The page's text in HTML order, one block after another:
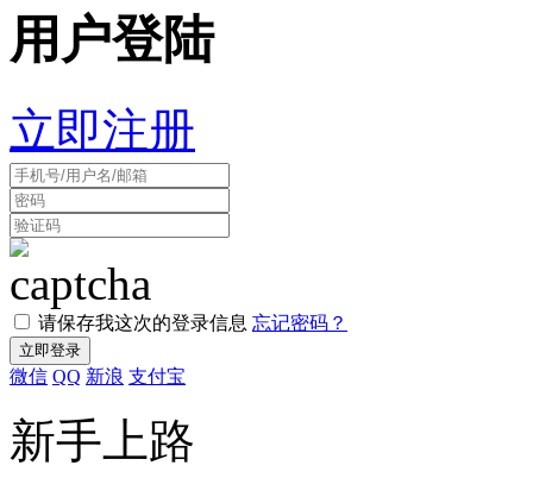
用户登陆
立即注册
请保存我这次的登录信息 忘记密码？
微信 QQ 新浪 支付宝
新手上路